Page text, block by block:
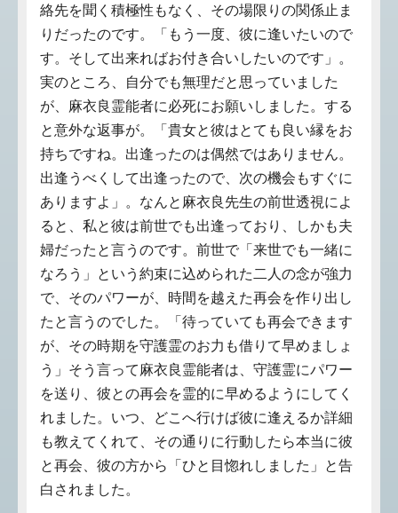
絡先を聞く積極性もなく、その場限りの関係止ま
りだったのです。「もう一度、彼に逢いたいので
す。そして出来ればお付き合いしたいのです」。
実のところ、自分でも無理だと思っていました
が、麻衣良霊能者に必死にお願いしました。する
と意外な返事が。「貴女と彼はとても良い縁をお
持ちですね。出逢ったのは偶然ではありません。
出逢うべくして出逢ったので、次の機会もすぐに
ありますよ」。なんと麻衣良先生の前世透視によ
ると、私と彼は前世でも出逢っており、しかも夫
婦だったと言うのです。前世で「来世でも一緒に
なろう」という約束に込められた二人の念が強力
で、そのパワーが、時間を越えた再会を作り出し
たと言うのでした。「待っていても再会できます
が、その時期を守護霊のお力も借りて早めましょ
う」そう言って麻衣良霊能者は、守護霊にパワー
を送り、彼との再会を霊的に早めるようにしてく
れました。いつ、どこへ行けば彼に逢えるか詳細
も教えてくれて、その通りに行動したら本当に彼
と再会、彼の方から「ひと目惚れしました」と告
白されました。